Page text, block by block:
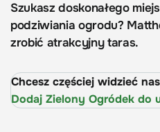
Szukasz doskonałego
podziwiania ogrodu?
zrobić atrakcyjny taras.
Chcesz częściej widzieć
Dodaj Zielony Ogródek do